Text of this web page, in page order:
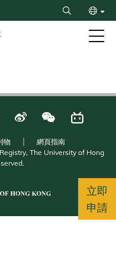
Search
立即
申請
物
網頁指南
The University of Hong